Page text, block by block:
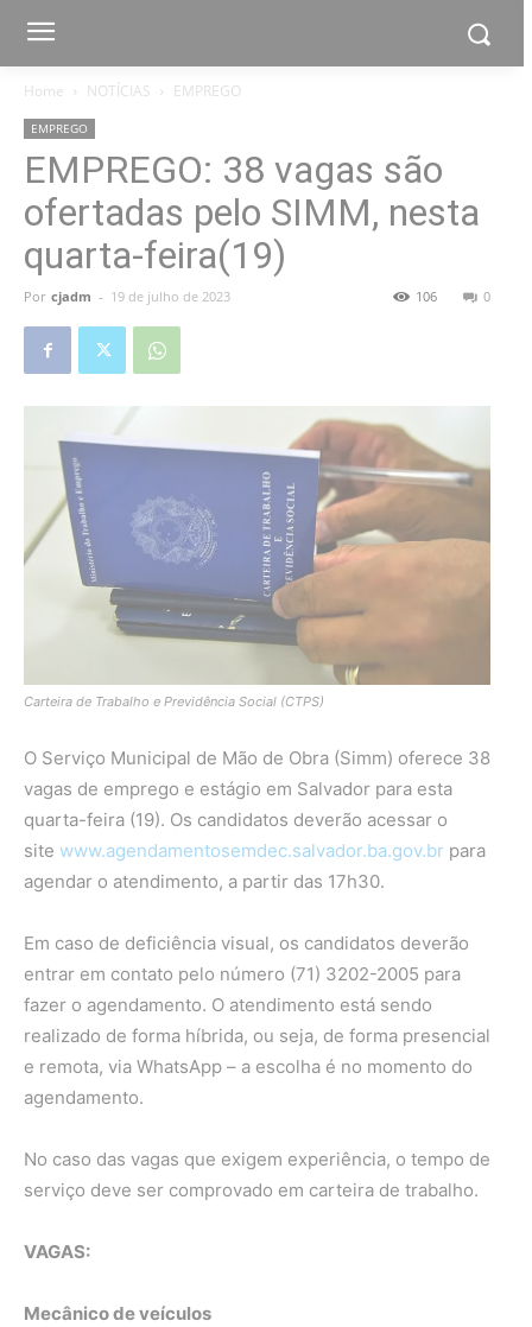
Home NOTÍCIAS EMPREGO
EMPREGO
EMPREGO: 38 vagas são
ofertadas pelo SIMM, nesta
quarta-feira(19)
Por cjadm - 19 de julho de 2023 0
106
Carteira de Trabalho e Previdência Social (CTPS)
O Serviço Municipal de Mão de Obra (Simm) oferece 38
vagas de emprego e estágio em Salvador para esta
quarta-feira (19). Os candidatos deverão acessar o
site www.agendamentosemdec.salvador.ba.gov.br para
agendar o atendimento, a partir das 17h30.
Em caso de deficiência visual, os candidatos deverão
entrar em contato pelo número (71) 3202-2005 para
fazer o agendamento. O atendimento está sendo
realizado de forma híbrida, ou seja, de forma presencial
e remota, via WhatsApp – a escolha é no momento do
agendamento.
No caso das vagas que exigem experiência, o tempo de
serviço deve ser comprovado em carteira de trabalho.
VAGAS:
Mecânico de veículos